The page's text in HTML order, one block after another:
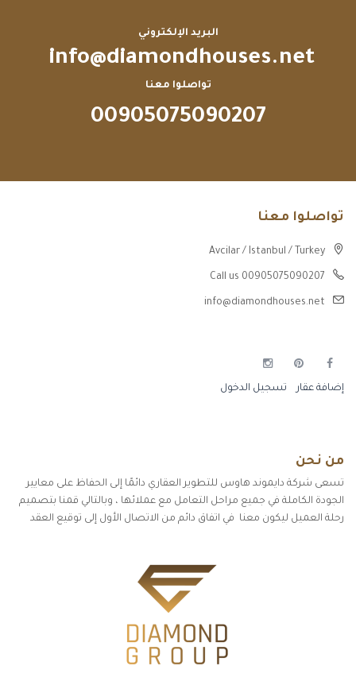
البريد الإلكتروني
info@diamondhouses.net
تواصلوا معنا
00905075090207
تواصلوا معنا
Avcilar / Istanbul / Turkey
Call us 00905075090207
info@diamondhouses.net
إضافة عقار تسجيل الدخول
من نحن
تسعى شركة دايموند هاوس للتطوير العقاري دائمًا إلى الحفاظ على معايير
الجودة الكاملة في جميع مراحل التعامل مع عملائها ، وبالتالي قمنا بتصميم
رحلة العميل ليكون معنا في اتفاق دائم من الاتصال الأول إلى توقيع العقد